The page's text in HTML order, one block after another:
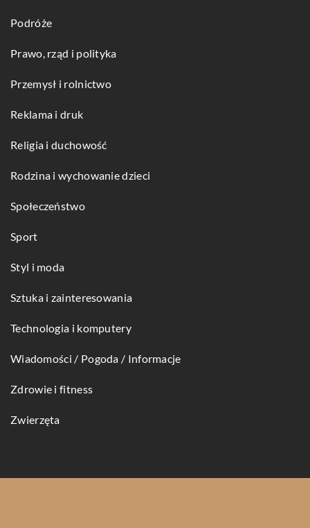
Podróże
Prawo, rząd i polityka
Przemysł i rolnictwo
Reklama i druk
Religia i duchowość
Rodzina i wychowanie dzieci
Społeczeństwo
Sport
Styl i moda
Sztuka i zainteresowania
Technologia i komputery
Wiadomości / Pogoda / Informacje
Zdrowie i fitness
Zwierzęta